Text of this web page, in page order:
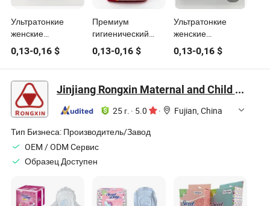
Ультратонкие
женские
гигиенические
прокладки с
дышащим PE-
фильмом 240mm
для женской
заботы
0,13-0,16 $
Премиум
гигиенический
уход для женщин:
коллекция
санитарных
0,13-0,16$
Ультратонкие
женские
гигиенические
прокладки с
дышащим PE-
ежедневного
использования
240mm 12count
0,13-0,16$
Jinjiang Rongxin Maternal and Child Supplies Co., Ltd.
25 г. · 5.0 ·
Fujian, China
Тип Бизнеса: Производитель/Завод
OEM / ODM Cервис
Образец Доступен